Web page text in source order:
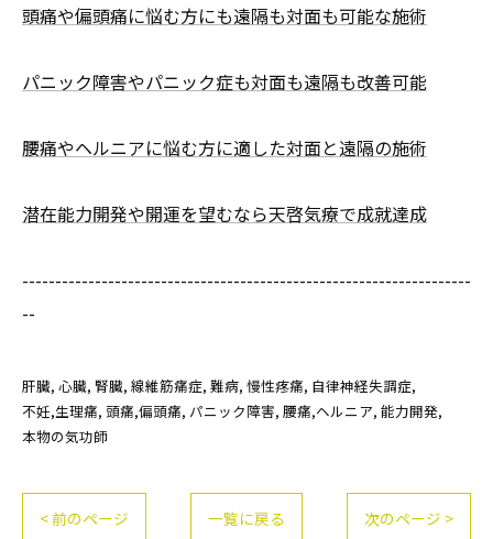
頭痛や偏頭痛に悩む方にも遠隔も対面も可能な施術
パニック障害やパニック症も対面も遠隔も改善可能
腰痛やヘルニアに悩む方に適した対面と遠隔の施術
潜在能力開発や開運を望むなら天啓気療で成就達成
--------------------------------------------------------------------
--
肝臓 心臓 腎臓 線維筋痛症 難病 慢性疼痛 自律神経失調症
不妊,生理痛 頭痛,偏頭痛 パニック障害 腰痛,ヘルニア 能力開発
本物の気功師
< 前のページ 一覧に戻る 次のページ >